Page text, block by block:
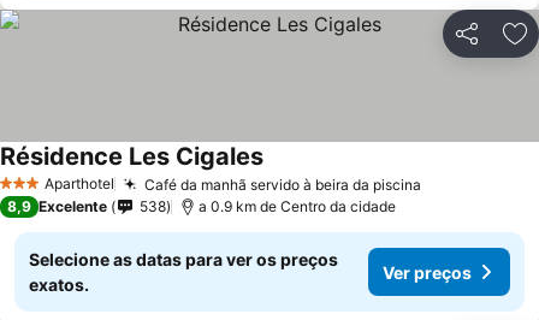
Partilhar
3 EstrelasAparthotel Café da manhã servido à beira da piscina
Résidence Les Cigales
8,9 Excelente 538 a 0.9 km de Centro da cidade
Selecione as datas para ver os preços
exatos.
Ver preços